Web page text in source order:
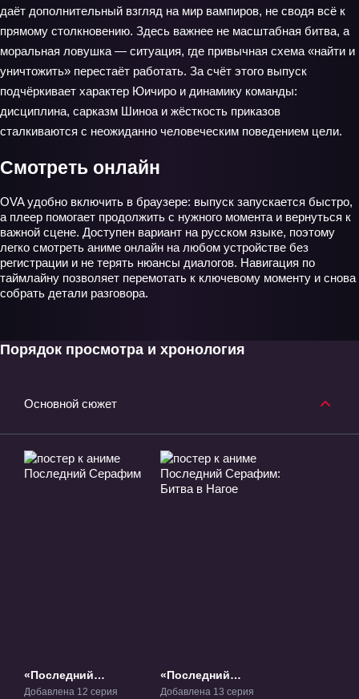
даёт дополнительный взгляд на мир вампиров, не сводя всё к
прямому столкновению. Здесь важнее не масштабная битва, а
моральная ловушка — ситуация, где привычная схема «найти и
уничтожить» перестаёт работать. За счёт этого выпуск
подчёркивает характер Юичиро и динамику команды:
дисциплина, сарказм Шиноа и жёсткость приказов
сталкиваются с неожиданно человеческим поведением цели.
Смотреть онлайн
OVA удобно включить в браузере: выпуск запускается быстро,
а плеер помогает продолжить с нужного момента и вернуться к
важной сцене. Доступен вариант на русском языке, поэтому
легко смотреть аниме онлайн на любом устройстве без
регистрации и не терять нюансы диалогов. Навигация по
таймлайну позволяет перемотать к ключевому моменту и снова
собрать детали разговора.
Порядок просмотра и хронология
Основной сюжет
«Последний
Серафим» ТВ-1
Добавлена 12 серия
«Последний
Серафим: Битва в
Добавлена 13 серия